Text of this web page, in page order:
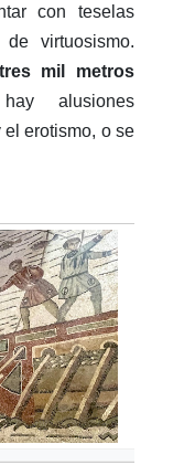
con teselas
virtuosismo.
tres mil metros
alusiones
erotismo, o se